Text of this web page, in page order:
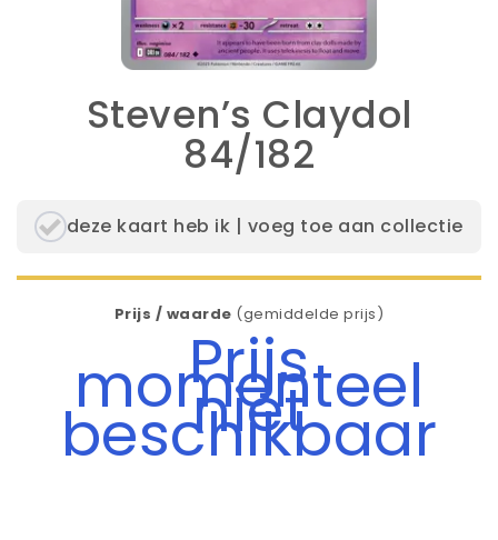
Steven’s Claydol
84/182
deze kaart heb ik | voeg toe aan collectie
Prijs / waarde (gemiddelde prijs)
Prijs
momenteel
niet
beschikbaar